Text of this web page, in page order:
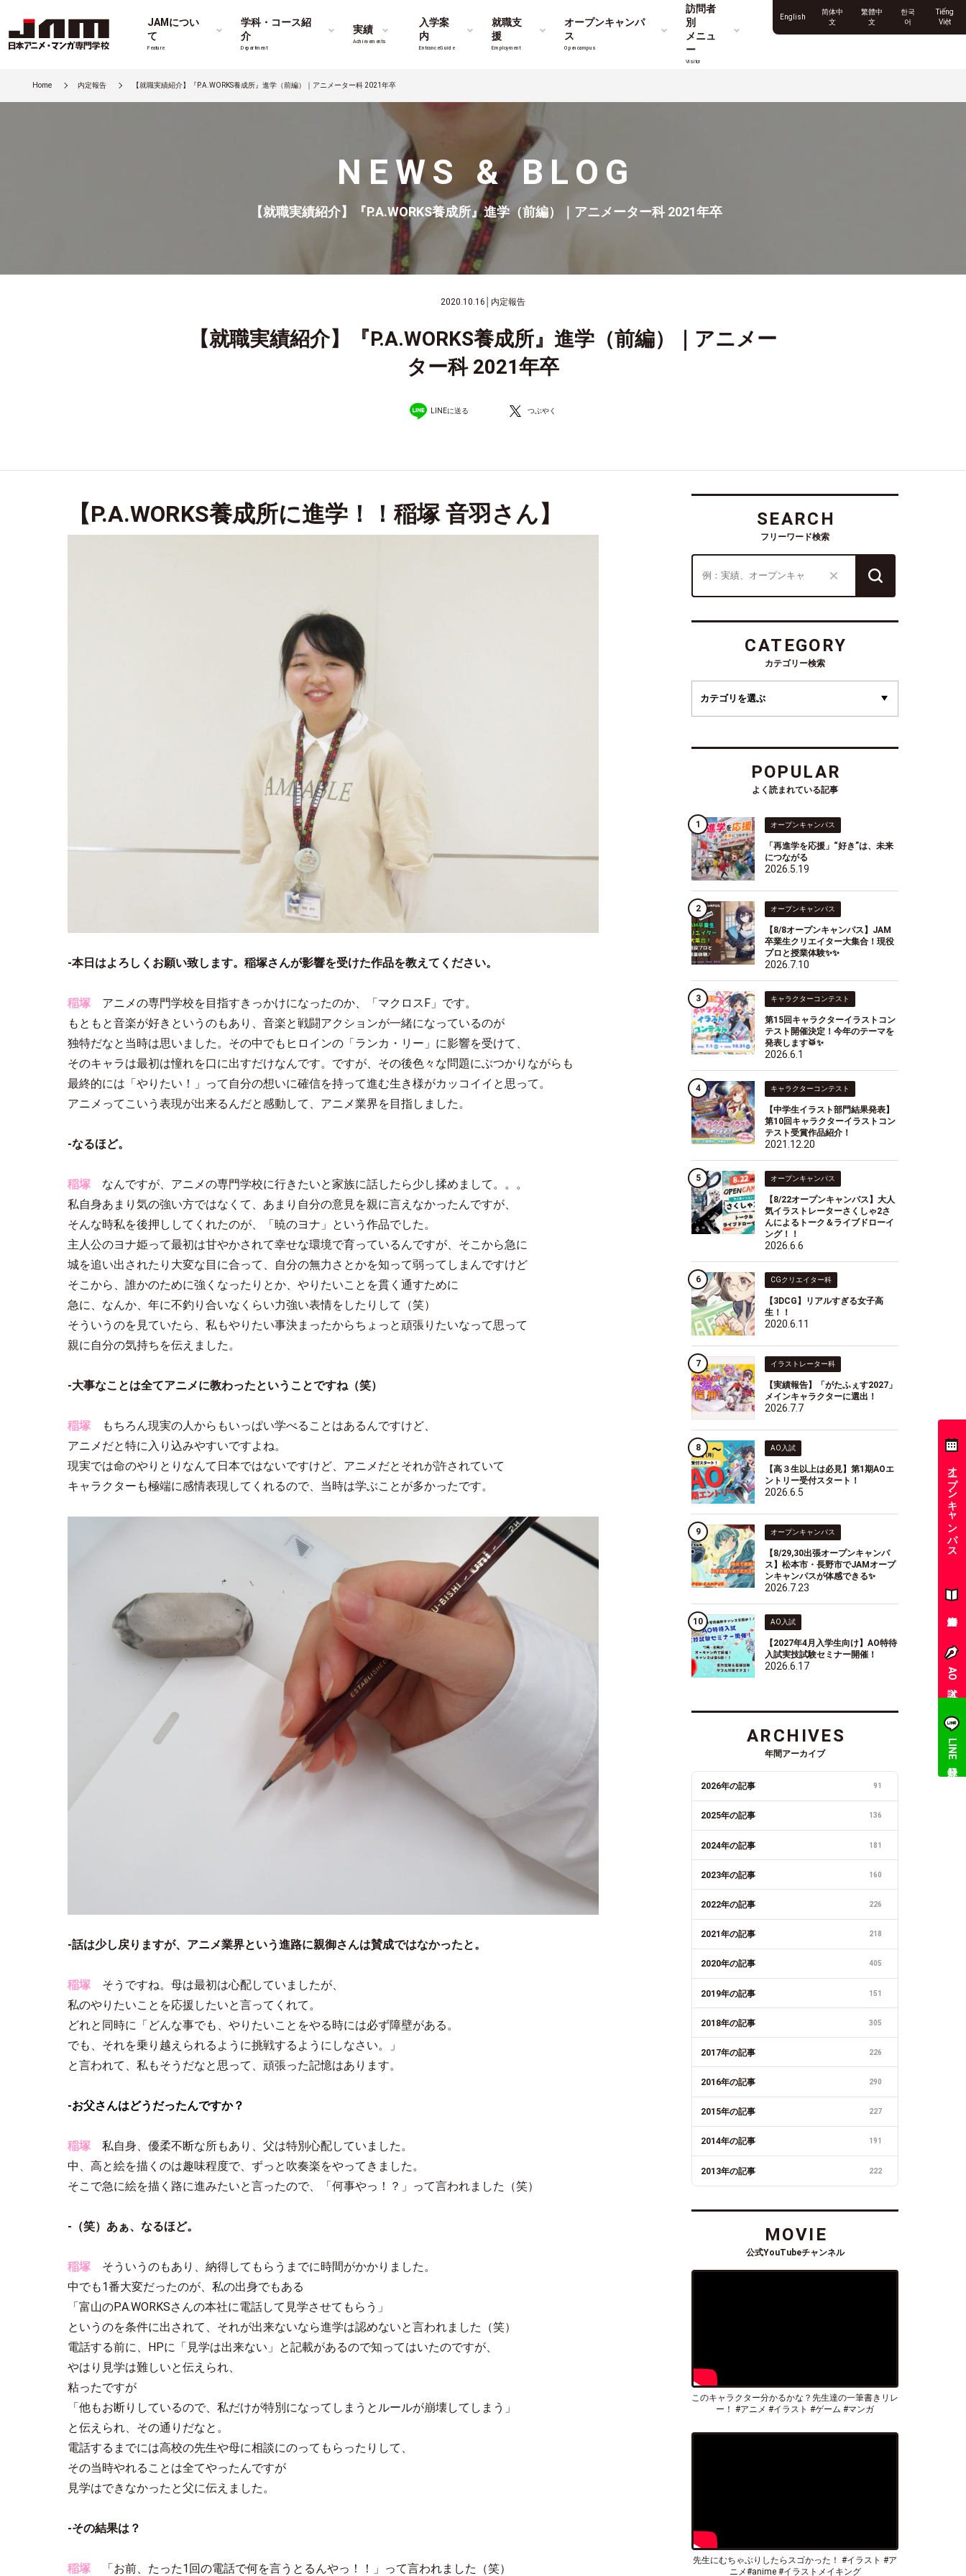
JAMについ
て
Feature
学科・コース紹
介
Department
実績
Achievements
入学案
内
Entrance Guide
就職支
援
Employment
オープンキャンパ
ス
Opencampus
訪問者
別
メニュ
ー
Visitor
English
简体中
文
繁體中
文
한국
어
Tiếng
Việt
Home 内定報告 【就職実績紹介】『P.A.WORKS養成所』進学（前編）｜アニメーター科 2021年卒
NEWS & BLOG
【就職実績紹介】『P.A.WORKS養成所』進学（前編）｜アニメーター科 2021年卒
2020.10.16 内定報告
【就職実績紹介】『P.A.WORKS養成所』進学（前編）｜アニメー
ター科 2021年卒
LINEに送る つぶやく
【P.A.WORKS養成所に進学！！稲塚 音羽さん】
-本日はよろしくお願い致します。稲塚さんが影響を受けた作品を教えてください。
稲塚アニメの専門学校を目指すきっかけになったのか、「マクロスF」です。
もともと音楽が好きというのもあり、音楽と戦闘アクションが一緒になっているのが
独特だなと当時は思いました。その中でもヒロインの「ランカ・リー」に影響を受けて、
そのキャラは最初は憧れを口に出すだけなんです。ですが、その後色々な問題にぶつかりながらも
最終的には「やりたい！」って自分の想いに確信を持って進む生き様がカッコイイと思って。
アニメってこいう表現が出来るんだと感動して、アニメ業界を目指しました。
-なるほど。
稲塚なんですが、アニメの専門学校に行きたいと家族に話したら少し揉めまして。。。
私自身あまり気の強い方ではなくて、あまり自分の意見を親に言えなかったんですが、
そんな時私を後押ししてくれたのが、「暁のヨナ」という作品でした。
主人公のヨナ姫って最初は甘やかされて幸せな環境で育っているんですが、そこから急に
城を追い出されたり大変な目に合って、自分の無力さとかを知って弱ってしまんですけど
そこから、誰かのために強くなったりとか、やりたいことを貫く通すために
急に、なんか、年に不釣り合いなくらい力強い表情をしたりして（笑）
そういうのを見ていたら、私もやりたい事決まったからちょっと頑張りたいなって思って
親に自分の気持ちを伝えました。
-大事なことは全てアニメに教わったということですね（笑）
稲塚もちろん現実の人からもいっぱい学べることはあるんですけど、
アニメだと特に入り込みやすいですよね。
現実では命のやりとりなんて日本ではないですけど、アニメだとそれが許されていて
キャラクターも極端に感情表現してくれるので、当時は学ぶことが多かったです。
-話は少し戻りますが、アニメ業界という進路に親御さんは賛成ではなかったと。
稲塚そうですね。母は最初は心配していましたが、
私のやりたいことを応援したいと言ってくれて。
どれと同時に「どんな事でも、やりたいことをやる時には必ず障壁がある。
でも、それを乗り越えられるように挑戦するようにしなさい。」
と言われて、私もそうだなと思って、頑張った記憶はあります。
-お父さんはどうだったんですか？
稲塚私自身、優柔不断な所もあり、父は特別心配していました。
中、高と絵を描くのは趣味程度で、ずっと吹奏楽をやってきました。
そこで急に絵を描く路に進みたいと言ったので、「何事やっ！？」って言われました（笑）
-（笑）あぁ、なるほど。
稲塚そういうのもあり、納得してもらうまでに時間がかかりました。
中でも1番大変だったのが、私の出身でもある
「富山のP.A.WORKSさんの本社に電話して見学させてもらう」
というのを条件に出されて、それが出来ないなら進学は認めないと言われました（笑）
電話する前に、HPに「見学は出来ない」と記載があるので知ってはいたのですが、
やはり見学は難しいと伝えられ、
粘ったですが
「他もお断りしているので、私だけが特別になってしまうとルールが崩壊してしまう」
と伝えられ、その通りだなと。
電話するまでには高校の先生や母に相談にのってもらったりして、
その当時やれることは全てやったんですが
見学はできなかったと父に伝えました。
-その結果は？
稲塚「お前、たった1回の電話で何を言うとるんやっ！！」って言われました（笑）
SEARCH
フリーワード検索
CATEGORY
カテゴリー検索
POPULAR
よく読まれている記事
オープンキャンパス
「再進学を応援」“好き”は、未来
につながる
2026.5.19
オープンキャンパス
【8/8オープンキャンパス】JAM
卒業生クリエイター大集合！現役
プロと授業体験✨✨
2026.7.10
キャラクターコンテスト
第15回キャラクターイラストコン
テスト開催決定！今年のテーマを
発表します🥁✨
2026.6.1
キャラクターコンテスト
【中学生イラスト部門結果発表】
第10回キャラクターイラストコン
テスト受賞作品紹介！
2021.12.20
オープンキャンパス
【8/22オープンキャンパス】大人
気イラストレーターさくしゃ2さ
んによるトーク＆ライブドローイ
ング！！
2026.6.6
CGクリエイター科
【3DCG】リアルすぎる女子高
生！！
2020.6.11
イラストレーター科
【実績報告】「がたふぇす2027」
メインキャラクターに選出！
2026.7.7
AO入試
【高３生以上は必見】第1期AOエ
ントリー受付スタート！
2026.6.5
オープンキャンパス
【8/29,30出張オープンキャンパ
ス】松本市・長野市でJAMオープ
ンキャンパスが体感できる✨
2026.7.23
AO入試
【2027年4月入学生向け】AO特待
入試実技試験セミナー開催！
2026.6.17
ARCHIVES
年間アーカイブ
2026年の記事 91
2025年の記事 136
2024年の記事 181
2023年の記事 160
2022年の記事 226
2021年の記事 218
2020年の記事 405
2019年の記事 151
2018年の記事 305
2017年の記事 226
2016年の記事 290
2015年の記事 227
2014年の記事 191
2013年の記事 222
MOVIE
公式YouTubeチャンネル
このキャラクター分かるかな？先生達の一筆書きリレ
ー！ #アニメ #イラスト #ゲーム #マンガ
先生にむちゃぶりしたらスゴかった！ #イラスト #ア
ニメ#anime #イラストメイキング
オープンキャンパス
AO入試
LINE登録